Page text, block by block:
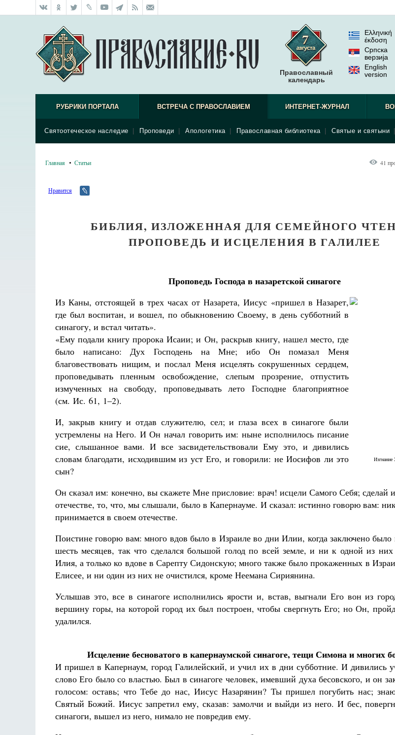
Православный
календарь
Ελληνική
έκδοση
Српска
верзиjа
English
version
РУБРИКИ ПОРТАЛА ВСТРЕЧА С ПРАВОСЛАВИЕМ
Святоотеческое наследие Проповеди Апологетика Православная библиотека Святые и святыни
ИНТЕРНЕТ-ЖУРНАЛ
Главная Статьи 41
Нравится
БИБЛИЯ, ИЗЛОЖЕННАЯ ДЛЯ СЕМЕЙНОГО
ПРОПОВЕДЬ И ИСЦЕЛЕНИЯ В ГАЛИЛЕЕ
Проповедь Господа в назаретской синагоге
Изгнание
Из Каны, отстоящей в трех часах от Назарета, Иисус «пришел в Назарет,
где был воспитан, и вошел, по обыкновению Своему, в день субботний в
синагогу, и встал читать».
«Ему подали книгу пророка Исаии; и Он, раскрыв книгу, нашел место, где
было написано: Дух Господень на Мне; ибо Он помазал Меня
благовествовать нищим, и послал Меня исцелять сокрушенных сердцем,
проповедывать пленным освобождение, слепым прозрение, отпустить
измученных на свободу, проповедывать лето Господне благоприятное
(см. Ис. 61, 1–2).
И, закрыв книгу и отдав служителю, сел; и глаза всех в синагоге были
устремлены на Него. И Он начал говорить им: ныне исполнилось писание
сие, слышанное вами. И все засвидетельствовали Ему это, и дивились
словам благодати, исходившим из уст Его, и говорили: не Иосифов ли это
сын?
Он сказал им: конечно, вы скажете Мне присловие: врач! исцели Самого Себя; сделай
отечестве, то, что, мы слышали, было в Капернауме. И сказал: истинно говорю вам:
принимается в своем отечестве.
Поистине говорю вам: много вдов было в Израиле во дни Илии, когда заключено было
шесть месяцев, так что сделался большой голод по всей земле, и ни к одной из
Илия, а только ко вдове в Сарепту Сидонскую; много также было прокаженных в
Елисее, и ни один из них не очистился, кроме Неемана Сириянина.
Услышав это, все в синагоге исполнились ярости и, встав, выгнали Его вон из
вершину горы, на которой город их был построен, чтобы свергнуть Его; но Он,
удалился.
Исцеление бесноватого в капернаумской синагоге, тещи Симона и многих
И пришел в Капернаум, город Галилейский, и учил их в дни субботние. И дивились
слово Его было со властью. Был в синагоге человек, имевший духа бесовского, и он
голосом: оставь; что Тебе до нас, Иисус Назарянин? Ты пришел погубить нас;
Святый Божий. Иисус запретил ему, сказав: замолчи и выйди из него. И бес,
синагоги, вышел из него, нимало не повредив ему.
Разлуки не будет
Кирилл Мурышев
Великомученик